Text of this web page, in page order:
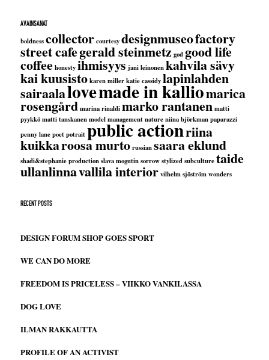
AVAINSANAT
boldnesscollectorcourtesydesignmuseofactory
street cafegerald steinmetz godgood life
coffeehonestyihmisyys jani leinonenkahvila sävy
kai kuusistokaren millerkatie cassidylapinlahden
sairaalalovemade in kalliomarica
rosengårdmarina rinaldimarko rantanenmatti
pyykkömatti tanskanenmodel managementnatureniina björkmanpaparazzi
penny lanepoetpotraitpublic actionriina
kuikkaroosa murtorussiansaara eklund
shadi&stephanie productionslava mogutinsorrowstylizedsubculturetaide
ullanlinnavallila interiorvilhelm sjöströmwonders
RECENT POSTS
DESIGN FORUM SHOP GOES SPORT
WE CAN DO MORE
FREEDOM IS PRICELESS – VIIKKO VANKILASSA
DOG LOVE
ILMAN RAKKAUTTA
PROFILE OF AN ACTIVIST